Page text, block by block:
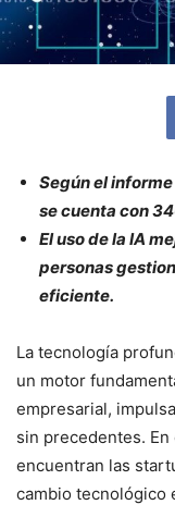
Según el informe
se cuenta con
El uso de la IA
personas
eficiente.
La tecnología
un motor
empresarial,
sin precedentes.
encuentran las
cambio tecnológico